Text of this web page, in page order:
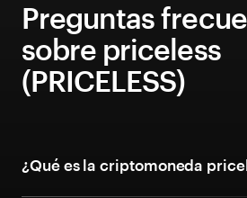
Preguntas
sobre priceless
(PRICELESS)
¿Qué es la criptomoneda